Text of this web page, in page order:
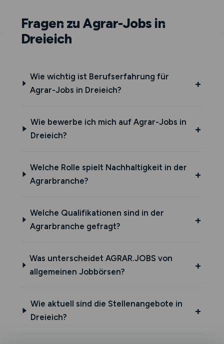
Fragen zu Agrar-Jobs in
Dreieich
Wie wichtig ist Berufserfahrung für
Agrar-Jobs in Dreieich?
Wie bewerbe ich mich auf Agrar-Jobs in
Dreieich?
Welche Rolle spielt Nachhaltigkeit in der
Agrarbranche?
Welche Qualifikationen sind in der
Agrarbranche gefragt?
Was unterscheidet AGRAR.JOBS von
allgemeinen Jobbörsen?
Wie aktuell sind die Stellenangebote in
Dreieich?